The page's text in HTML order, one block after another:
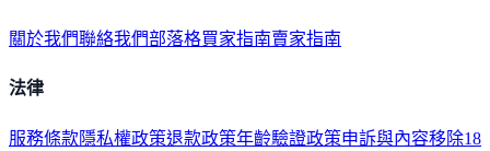
關於我們聯絡我們部落格買家指南賣家指南
法律
服務條款隱私權政策退款政策年齡驗證政策申訴與內容移除18